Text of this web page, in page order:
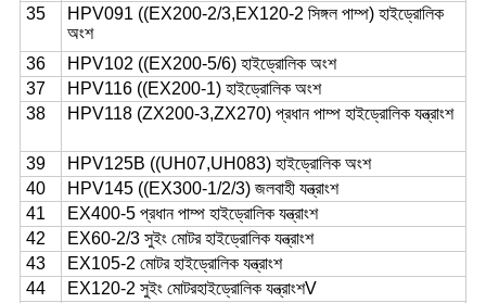
35
HPV091 ((EX200-2/3,EX120-2 সিঙ্গল পাম্প) হাইড্রোলিক
অংশ
36
HPV102 ((EX200-5/6) হাইড্রোলিক অংশ
37
HPV116 ((EX200-1) হাইড্রোলিক অংশ
38
HPV118 (ZX200-3,ZX270) প্রধান পাম্প হাইড্রোলিক যন্ত্রাংশ
39
HPV125B ((UH07,UH083) হাইড্রোলিক অংশ
40
HPV145 ((EX300-1/2/3) জলবাহী যন্ত্রাংশ
41
EX400-5 প্রধান পাম্প হাইড্রোলিক যন্ত্রাংশ
42
EX60-2/3 সুইং মোটর হাইড্রোলিক যন্ত্রাংশ
43
EX105-2 মোটর হাইড্রোলিক যন্ত্রাংশ
44
EX120-2 সুইং মোটরহাইড্রোলিক যন্ত্রাংশV